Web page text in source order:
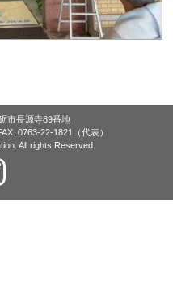
市長源寺89番地
0763-22-1821（代表）
All rights Reserved.